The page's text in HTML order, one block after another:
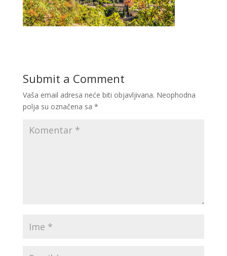
Submit a Comment
Vaša email adresa neće biti objavljivana. Neophodna
polja su označena sa *